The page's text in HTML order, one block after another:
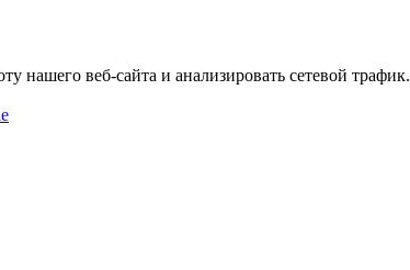
нашего веб-сайта и анализировать сетевой трафик.